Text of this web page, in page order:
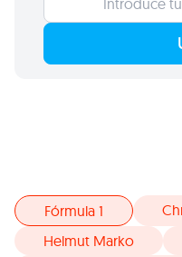
Fórmula 1
Helmut Marko